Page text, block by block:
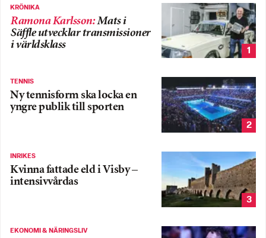
KRÖNIKA
Ramona Karlsson:Mats i
Säffle utvecklar transmissioner
i världsklass
1
TENNIS
Ny tennisform ska locka en
yngre publik till sporten
2
INRIKES
Kvinna fattade eld i Visby –
intensivvårdas
3
EKONOMI & NÄRINGSLIV